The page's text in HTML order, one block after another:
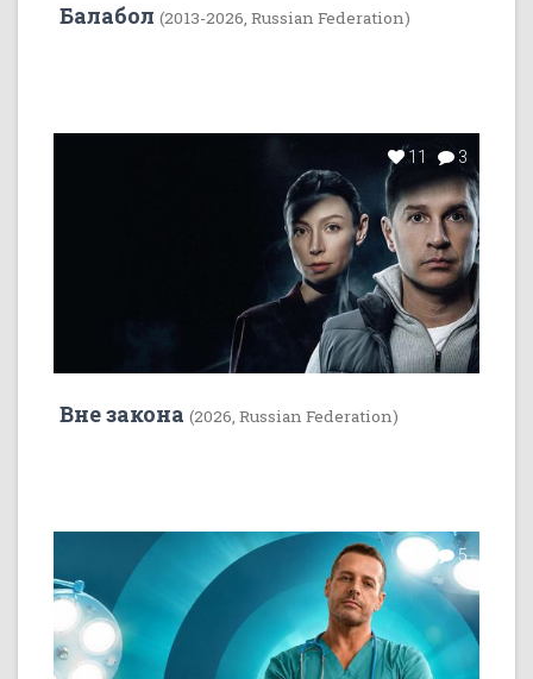
Балабол (2013-2026, Russian Federation)
11 3
Вне закона (2026, Russian Federation)
7 5